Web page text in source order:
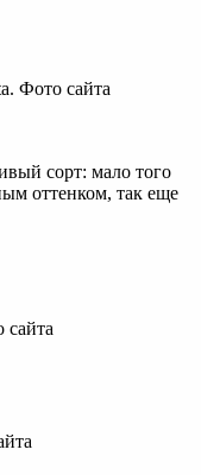
сорт: мало того
оттенком, так еще